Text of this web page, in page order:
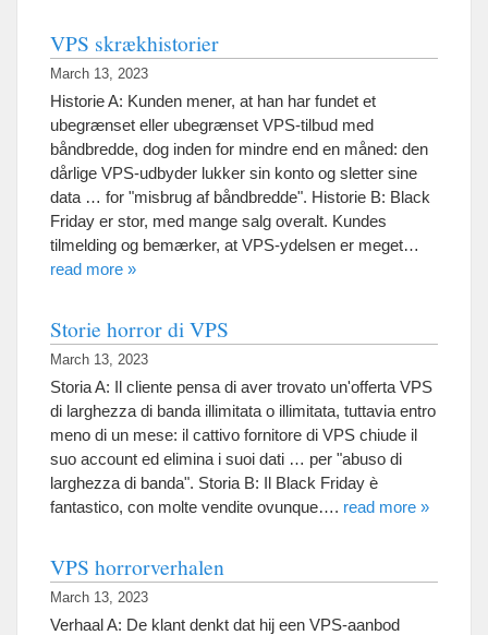
VPS skrækhistorier
March 13, 2023
Historie A: Kunden mener, at han har fundet et
ubegrænset eller ubegrænset VPS-tilbud med
båndbredde, dog inden for mindre end en måned: den
dårlige VPS-udbyder lukker sin konto og sletter sine
data … for "misbrug af båndbredde". Historie B: Black
Friday er stor, med mange salg overalt. Kundes
tilmelding og bemærker, at VPS-ydelsen er meget…
read more »
Storie horror di VPS
March 13, 2023
Storia A: Il cliente pensa di aver trovato un'offerta VPS
di larghezza di banda illimitata o illimitata, tuttavia entro
meno di un mese: il cattivo fornitore di VPS chiude il
suo account ed elimina i suoi dati … per "abuso di
larghezza di banda". Storia B: Il Black Friday è
fantastico, con molte vendite ovunque…. read more »
VPS horrorverhalen
March 13, 2023
Verhaal A: De klant denkt dat hij een VPS-aanbod